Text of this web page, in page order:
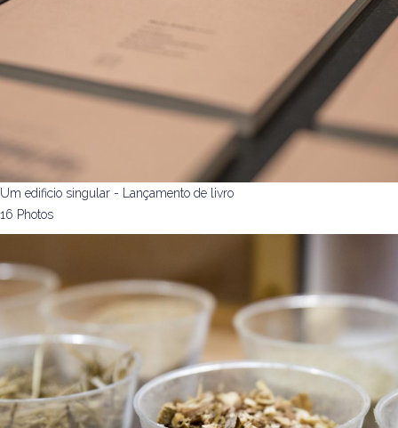
Um edificio singular - Lançamento de livro
16 Photos